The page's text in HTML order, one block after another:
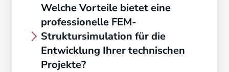
Welche Vorteile bietet eine
professionelle FEM-
Struktursimulation für die
Entwicklung Ihrer technischen
Projekte?